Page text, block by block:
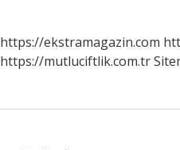
https://ekstramagazin.com
https://mutluciftlik.com.tr